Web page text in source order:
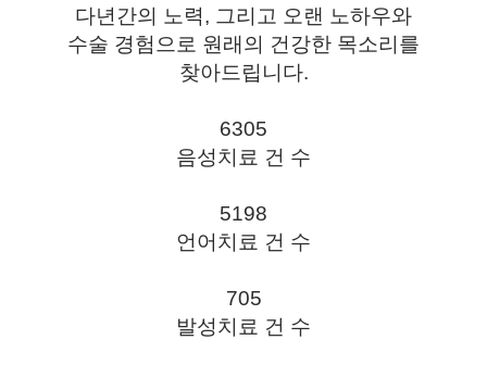
다년간의 노력, 그리고 오랜 노하우와
수술 경험으로 원래의 건강한 목소리를
찾아드립니다.
6305
음성치료 건 수
5198
언어치료 건 수
705
발성치료 건 수